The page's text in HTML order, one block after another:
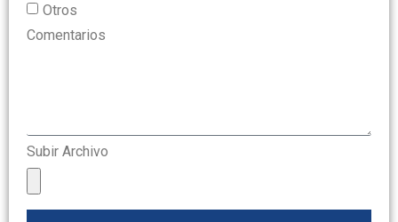
Otros
Comentarios
Subir Archivo